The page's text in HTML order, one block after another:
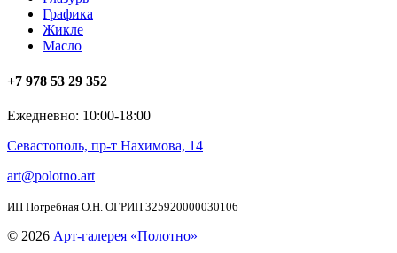
Графика
Жикле
Масло
+7 978 53 29 352
Ежедневно: 10:00-18:00
Севастополь, пр-т Нахимова, 14
art@polotno.art
ИП Погребная О.Н. ОГРИП 325920000030106
© 2026 Арт-галерея «Полотно»